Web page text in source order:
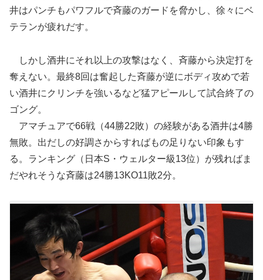
井はパンチもパワフルで斉藤のガードを脅かし、徐々にベ
テランが疲れだす。
しかし酒井にそれ以上の攻撃はなく、斉藤から決定打を
奪えない。最終8回は奮起した斉藤が逆にボディ攻めで若
い酒井にクリンチを強いるなど猛アピールして試合終了の
ゴング。
アマチュアで66戦（44勝22敗）の経験がある酒井は4勝
無敗。出だしの好調さからすればもの足りない印象もす
る。ランキング（日本S・ウェルター級13位）が残ればま
だやれそうな斉藤は24勝13KO11敗2分。